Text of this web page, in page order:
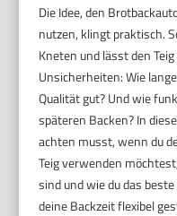
Die Idee, den
nutzen, klingt praktisch.
Kneten und lässt den
Unsicherheiten: Wie
Qualität gut? Und wie
späteren Backen? In
achten musst, wenn du
Teig verwenden
sind und wie du das
deine Backzeit flexibel